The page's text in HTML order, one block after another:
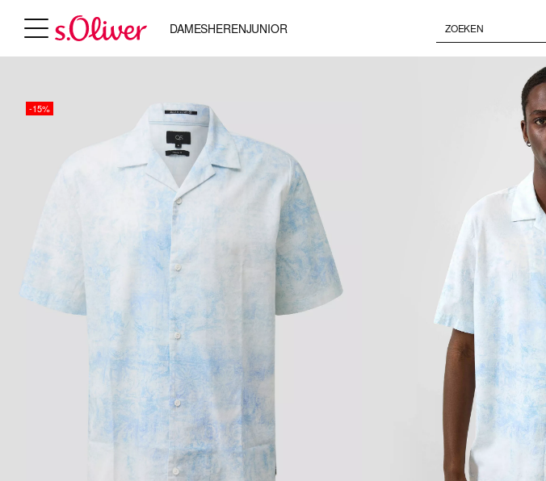
DAMESHERENJUNIOR
-15%